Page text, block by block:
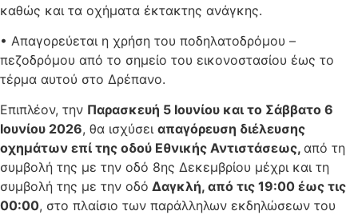
καθώς και τα οχήματα έκτακτης ανάγκης.
• Απαγορεύεται η χρήση του ποδηλατοδρόμου –
πεζοδρόμου από το σημείο του εικονοστασίου έως το
τέρμα αυτού στο Δρέπανο.
Επιπλέον, την Παρασκευή 5 Ιουνίου και το Σάββατο 6
Ιουνίου 2026, θα ισχύσει απαγόρευση διέλευσης
οχημάτων επί της οδού Εθνικής Αντιστάσεως, από τη
συμβολή της με την οδό 8ης Δεκεμβρίου μέχρι και τη
συμβολή της με την οδό Δαγκλή, από τις 19:00 έως τις
00:00, στο πλαίσιο των παράλληλων εκδηλώσεων του